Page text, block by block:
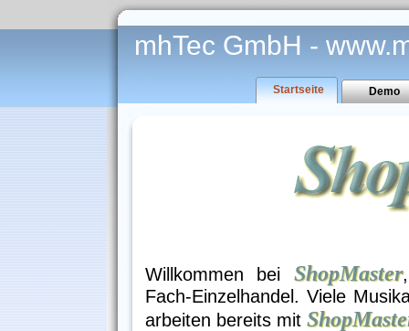
mhTec GmbH -
Startseite Demo
Willkommen bei ShopMaster
Fach-Einzelhandel. Viele
arbeiten bereits mit